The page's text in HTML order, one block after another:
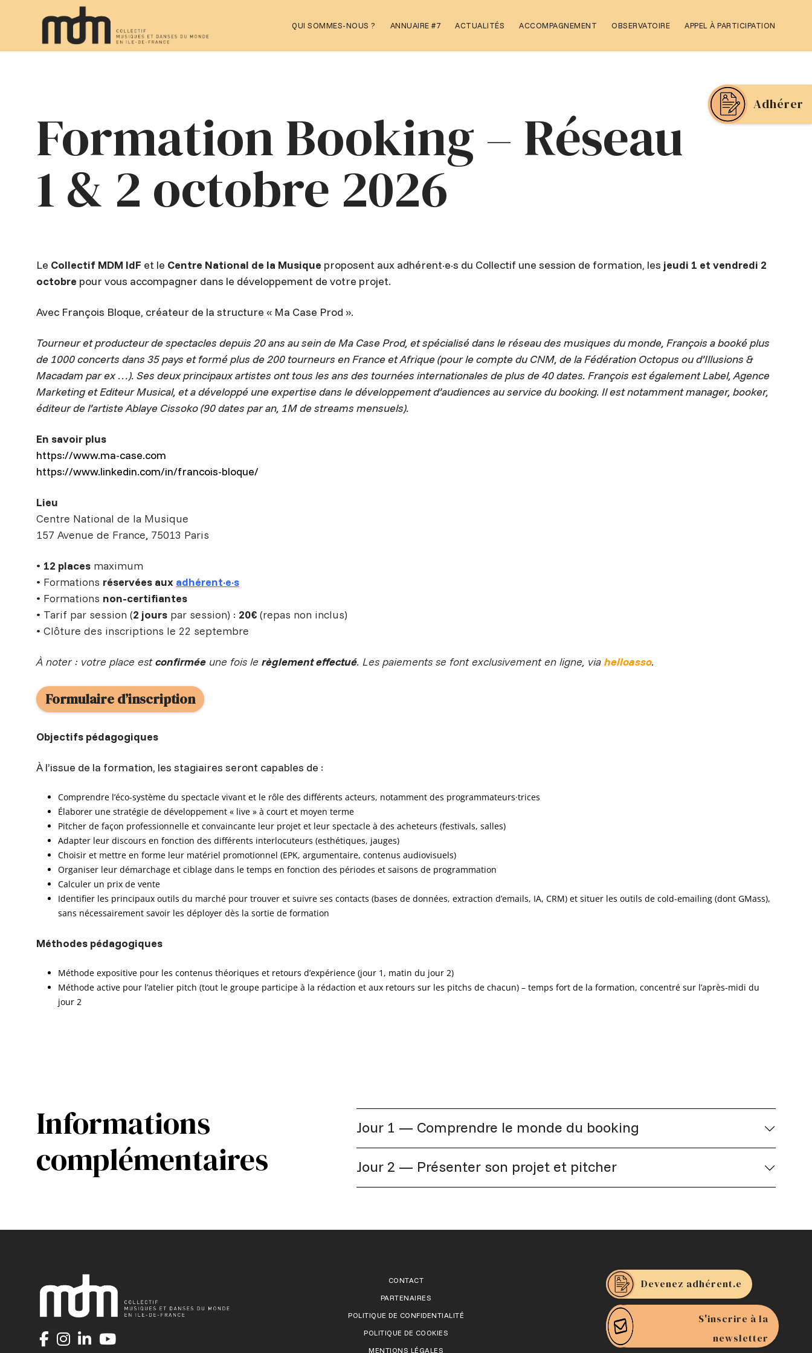
Aller
au
QUI SOMMES-NOUS ? ANNUAIRE #7 ACTUALITÉS ACCOMPAGNEMENT OBSERVATOIRE APPEL À PARTICIPATION
Adhérer
Formation Booking – Réseau
1 & 2 octobre 2026
Le Collectif MDM IdF et le Centre National de la Musique proposent aux adhérent·e·s du Collectif une session de formation, les jeudi 1 et vendredi 2
octobre pour vous accompagner dans le développement de votre projet.
Avec François Bloque, créateur de la structure « Ma Case Prod ».
Tourneur et producteur de spectacles depuis 20 ans au sein de Ma Case Prod, et spécialisé dans le réseau des musiques du monde, François a booké plus
de 1000 concerts dans 35 pays et formé plus de 200 tourneurs en France et Afrique (pour le compte du CNM, de la Fédération Octopus ou d’Illusions &
Macadam par ex …). Ses deux principaux artistes ont tous les ans des tournées internationales de plus de 40 dates. François est également Label, Agence
Marketing et Editeur Musical, et a développé une expertise dans le développement d’audiences au service du booking. Il est notamment manager, booker,
éditeur de l’artiste Ablaye Cissoko (90 dates par an, 1M de streams mensuels).
En savoir plus
https://www.ma-case.com
https://www.linkedin.com/in/francois-bloque/
Lieu
Centre National de la Musique
157 Avenue de France, 75013 Paris
• 12 places maximum
• Formations réservées aux adhérent·e·s
• Formations non-certifiantes
• Tarif par session (2 jours par session) : 20€ (repas non inclus)
• Clôture des inscriptions le 22 septembre
À noter : votre place estconfirmée une fois le règlement effectué. Les paiements se font exclusivement en ligne, via helloasso.
Formulaire d’inscription
Objectifs pédagogiques
À l’issue de la formation, les stagiaires seront capables de :
Comprendre l’éco-système du spectacle vivant et le rôle des différents acteurs, notamment des programmateurs·trices
Élaborer une stratégie de développement « live » à court et moyen terme
Pitcher de façon professionnelle et convaincante leur projet et leur spectacle à des acheteurs (festivals, salles)
Adapter leur discours en fonction des différents interlocuteurs (esthétiques, jauges)
Choisir et mettre en forme leur matériel promotionnel (EPK, argumentaire, contenus audiovisuels)
Organiser leur démarchage et ciblage dans le temps en fonction des périodes et saisons de programmation
Calculer un prix de vente
Identifier les principaux outils du marché pour trouver et suivre ses contacts (bases de données, extraction d’emails, IA, CRM) et situer les outils de cold-emailing (dont GMass),
sans nécessairement savoir les déployer dès la sortie de formation
Méthodes pédagogiques
Méthode expositive pour les contenus théoriques et retours d’expérience (jour 1, matin du jour 2)
Méthode active pour l’atelier pitch (tout le groupe participe à la rédaction et aux retours sur les pitchs de chacun) – temps fort de la formation, concentré sur l’après-midi du
jour 2
Informations
complémentaires
Jour 1 — Comprendre le monde du booking
Jour 2 — Présenter son projet et pitcher
CONTACT
PARTENAIRES
POLITIQUE DE CONFIDENTIALITÉ
POLITIQUE DE COOKIES
MENTIONS LÉGALES
Devenez adhérent.e
S'inscrire à la
newsletter